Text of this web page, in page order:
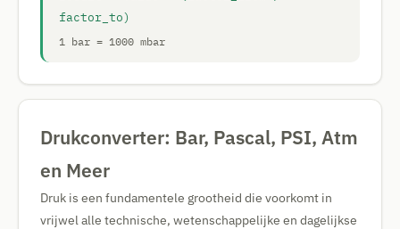
factor_to)
1 bar = 1000 mbar
Drukconverter: Bar, Pascal, PSI, Atm
en Meer
Druk is een fundamentele grootheid die voorkomt in
vrijwel alle technische, wetenschappelijke en dagelijkse